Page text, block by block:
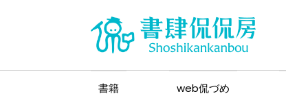
書籍 web侃づめ